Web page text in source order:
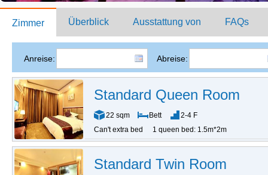
Zimmer Überblick Ausstattung von FAQs
Anreise: Abreise:
Standard Queen Room
22 sqm Bett
2-4 F
Can't extra bed
1 queen bed: 1.5m*2m
Standard Twin Room